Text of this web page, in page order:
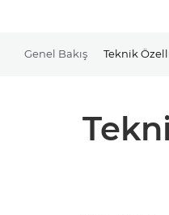
Genel Bakış Teknik